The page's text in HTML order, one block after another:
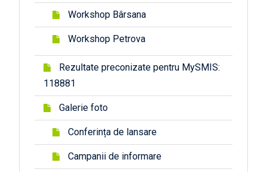
Workshop Bârsana
Workshop Petrova
Rezultate preconizate pentru MySMIS:
118881
Galerie foto
Conferința de lansare
Campanii de informare